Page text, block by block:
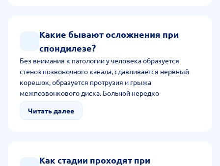
нарушением костей, суставов и тканей.
Какие бывают осложнения при
спондилезе?
Без внимания к патологии у человека образуется
стеноз позвоночного канала, сдавливается нервный
корешок, образуется протрузия и грыжа
межпозвонкового диска. Больной нередко
сталкивается с хроническим болевым синдромом,
нарушением сна, ухудшением трудоспособности.
Читать далее
Как стадии проходят при